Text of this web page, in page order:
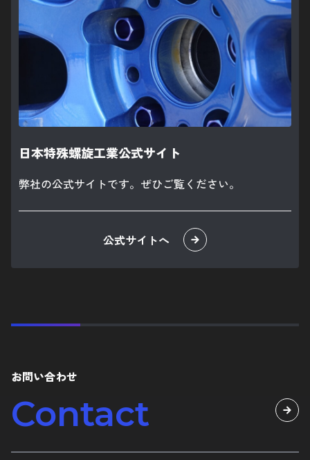
日本特殊螺旋工業公式サイト
弊社の公式サイトです。ぜひご覧ください。
お問い合わせ
Contact